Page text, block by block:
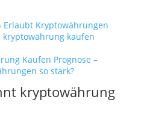
Erlaubt Kryptowährungen
kryptowährung kaufen
Kaufen Prognose –
so stark?
kryptowährung